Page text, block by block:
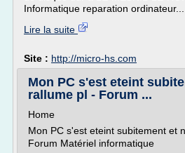
Informatique reparation ordinateur...
Lire la suite
Site : http://micro-hs.com
Mon PC s'est eteint
rallume pl - Forum ...
Home
Mon PC s'est eteint subitement et
Forum Matériel informatique